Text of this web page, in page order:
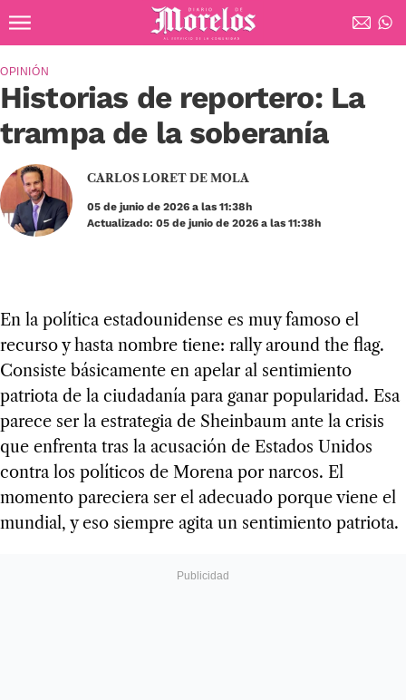
Diario de Morelos
Historias de reportero: La
trampa de la soberanía
OPINIÓN
CARLOS LORET DE MOLA
05 de junio de 2026 a las 11:38h
Actualizado: 05 de junio de 2026 a las 11:38h
En la política estadounidense es muy famoso el
recurso y hasta nombre tiene: rally around the flag.
Consiste básicamente en apelar al sentimiento
patriota de la ciudadanía para ganar popularidad. Esa
parece ser la estrategia de Sheinbaum ante la crisis
que enfrenta tras la acusación de Estados Unidos
contra los políticos de Morena por narcos. El
momento pareciera ser el adecuado porque viene el
mundial, y eso siempre agita un sentimiento patriota.